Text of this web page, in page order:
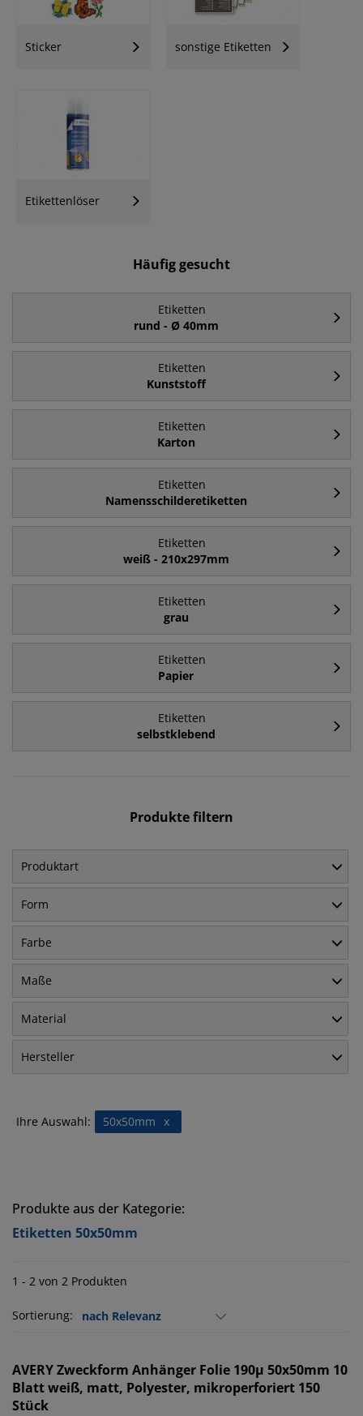
Sticker sonstige Etiketten
Etikettenlöser
Häufig gesucht
Etiketten
rund - Ø 40mm
Etiketten
Kunststoff
Etiketten
Karton
Etiketten
Namensschilderetiketten
Etiketten
weiß - 210x297mm
Etiketten
grau
Etiketten
Papier
Etiketten
selbstklebend
Produkte filtern
Produktart
Form
Farbe
Maße
Material
Hersteller
Ihre Auswahl: x
50x50mm
Produkte aus der Kategorie:
Etiketten 50x50mm
1 - 2 von 2 Produkten
Sortierung:
AVERY Zweckform Anhänger Folie 190µ 50x50mm 10
Blatt weiß, matt, Polyester, mikroperforiert 150
Stück